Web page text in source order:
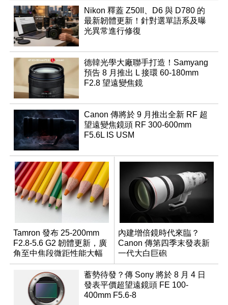
Nikon 釋蓋 Z50II、D6 與 D780 的
最新韌體更新！針對選單語系及曝
光異常進行修復
德韓光學大廠聯手打造！Samyang
預告 8 月推出 L 接環 60-180mm
F2.8 望遠變焦鏡
Canon 傳將於 9 月推出全新 RF 超
望遠變焦鏡頭 RF 300-600mm
F5.6L IS USM
Tamron 發布 25-200mm
F2.8-5.6 G2 韌體更新，廣
角至中焦段微距性能大幅
升級
內建增倍鏡時代來臨？
Canon 傳第四季末發表新
一代大白巨砲
蓄勢待發？傳 Sony 將於 8 月 4 日
發表平價超望遠鏡頭 FE 100-
400mm F5.6-8